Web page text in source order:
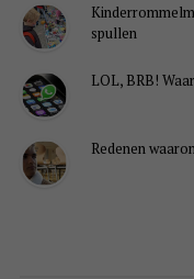
spullen
LOL, BRB!
Redenen